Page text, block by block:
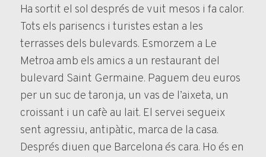
Ha sortit el sol després de vuit mesos i fa calor.
Tots els parisencs i turistes estan a les
terrasses dels bulevards. Esmorzem a Le
Metroa amb els amics a un restaurant del
bulevard Saint Germaine. Paguem deu euros
per un suc de taronja, un vas de l’aixeta, un
croissant i un cafè au lait. El servei segueix
sent agressiu, antipàtic, marca de la casa.
Després diuen que Barcelona és cara. Ho és en